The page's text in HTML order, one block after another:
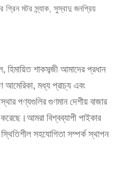
গ্রিন মটর স্ন্যাক, সুস্বাদু জনপ্রিয়
হিমায়িত শাকসব্জী আমাদের প্রধান
মধ্য প্রাচ্য এবং
পণ্যগুলির গুণমান দেশীয় বাজার
বিশ্বব্যাপী পাইকার
স্থিতিশীল সহযোগিতা সম্পর্ক স্থাপন